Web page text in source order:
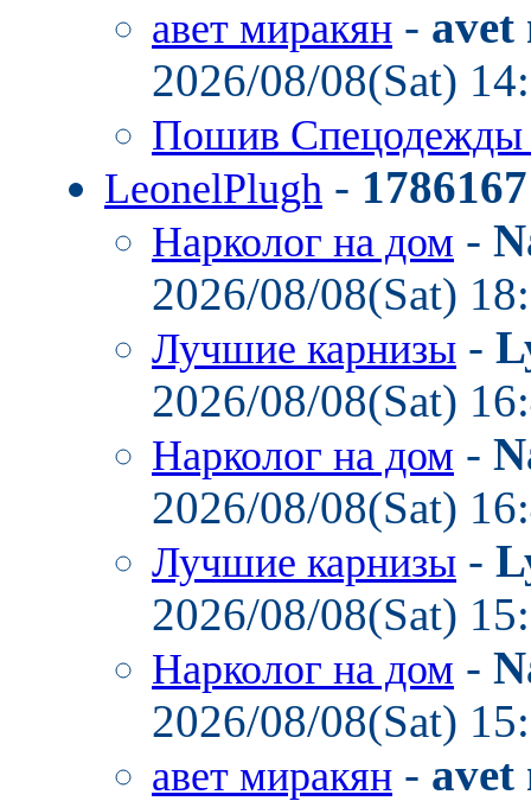
авет миракян - avet
2026/08/08(Sat)
Пошив
LeonelPlugh -
Нарколог на дом -
2026/08/08(Sat)
Лучшие карнизы -
2026/08/08(Sat)
Нарколог на дом -
2026/08/08(Sat)
Лучшие карнизы -
2026/08/08(Sat)
Нарколог на дом -
2026/08/08(Sat)
авет миракян - avet